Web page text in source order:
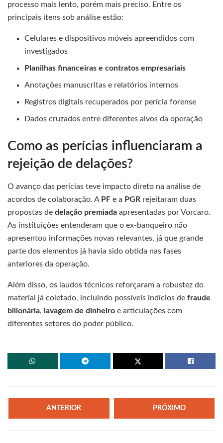
processo mais lento, porém mais preciso. Entre os
principais itens sob análise estão:
Celulares e dispositivos móveis apreendidos com
investigados
Planilhas financeiras e contratos empresariais
Anotações manuscritas e relatórios internos
Registros digitais recuperados por perícia forense
Dados cruzados entre diferentes alvos da operação
Como as perícias influenciaram a
rejeição de delações?
O avanço das perícias teve impacto direto na análise de
acordos de colaboração. A PF e a PGR rejeitaram duas
propostas de delação premiada apresentadas por Vorcaro.
As instituições entenderam que o ex-banqueiro não
apresentou informações novas relevantes, já que grande
parte dos elementos já havia sido obtida nas fases
anteriores da operação.
Além disso, os laudos técnicos reforçaram a robustez do
material já coletado, incluindo possíveis indícios de fraude
bilionária, lavagem de dinheiro e articulações com
diferentes setores do poder público.
ANTERIOR PRÓXIMO